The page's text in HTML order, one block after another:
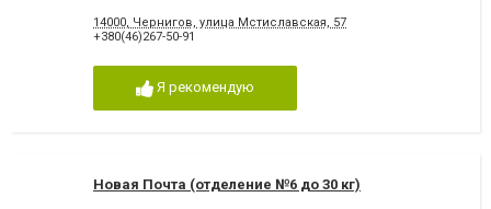
14000, Чернигов, улица Мстиславская, 57
+380(46)267-50-91
Я рекомендую
Новая Почта (отделение №6 до 30 кг)